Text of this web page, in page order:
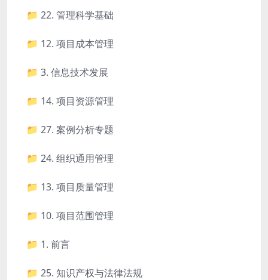
📁 22. 管理科学基础
📁 12. 项目成本管理
📁 3. 信息技术发展
📁 14. 项目资源管理
📁 27. 案例分析专题
📁 24. 组织通用管理
📁 13. 项目质量管理
📁 10. 项目范围管理
📁 1. 前言
📁 25. 知识产权与法律法规